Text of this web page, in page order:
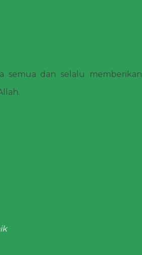
semua dan selalu memberikan